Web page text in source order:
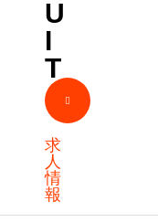
U
I
T
求
人
情
報